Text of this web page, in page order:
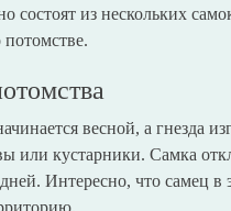
из нескольких
весной, а гнезда
или кустарники. Самка
Интересно, что самец в